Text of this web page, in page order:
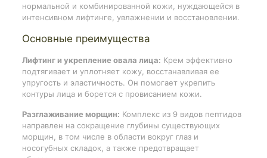
нормальной и комбинированной кожи, нуждающейся в
интенсивном лифтинге, увлажнении и восстановлении.
Основные преимущества
Лифтинг и укрепление овала лица: Крем эффективно
подтягивает и уплотняет кожу, восстанавливая ее
упругость и эластичность. Он помогает укрепить
контуры лица и борется с провисанием кожи.
Разглаживание морщин: Комплекс из 9 видов пептидов
направлен на сокращение глубины существующих
морщин, в том числе в области вокруг глаз и
носогубных складок, а также предотвращает